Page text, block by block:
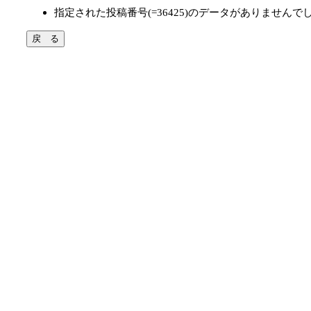
指定された投稿番号(=36425)のデータがありませんで